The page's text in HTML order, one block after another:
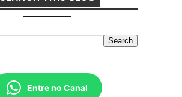
Entre no Canal